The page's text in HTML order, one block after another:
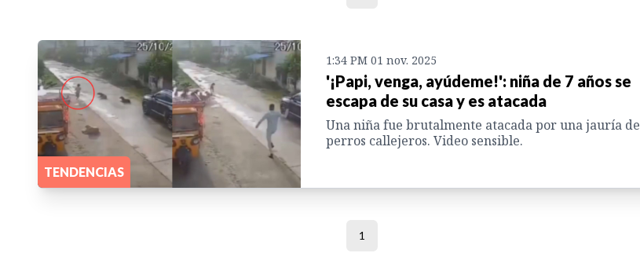
TENDENCIAS
1:34 PM 01 nov. 2025
'¡Papi, venga, ayúdeme!': niña de 7 años se
escapa de su casa y es atacada
Una niña fue brutalmente atacada por una jauría de
perros callejeros. Video sensible.
1